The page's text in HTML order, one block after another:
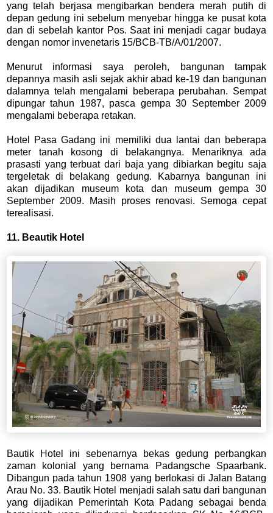
yang telah berjasa mengibarkan bendera merah putih di
depan gedung ini sebelum menyebar hingga ke pusat kota
dan di sebelah kantor Pos. Saat ini menjadi cagar budaya
dengan nomor invenetaris 15/BCB-TB/A/01/2007.
Menurut informasi saya peroleh, bangunan tampak
depannya masih asli sejak akhir abad ke-19 dan bangunan
dalamnya telah mengalami beberapa perubahan. Sempat
dipungar tahun 1987, pasca gempa 30 September 2009
mengalami beberapa retakan.
Hotel Pasa Gadang ini memiliki dua lantai dan beberapa
meter tanah kosong di belakangnya. Menariknya ada
prasasti yang terbuat dari baja yang dibiarkan begitu saja
tergeletak di belakang gedung. Kabarnya bangunan ini
akan dijadikan museum kota dan museum gempa 30
September 2009. Masih proses renovasi. Semoga cepat
terealisasi.
11. Beautik Hotel
Bautik Hotel ini sebenarnya bekas gedung perbangkan
zaman kolonial yang bernama Padangsche Spaarbank.
Dibangun pada tahun 1908 yang berlokasi di Jalan Batang
Arau No. 33. Bautik Hotel menjadi salah satu dari bangunan
yang dijadikan Pemerintah Kota Padang sebagai benda